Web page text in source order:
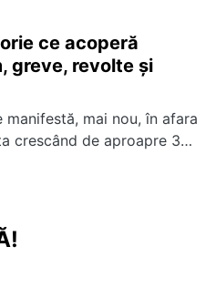
ce acoperă
greve, revolte şi
mai nou, în afara
crescând de aproapre 3…